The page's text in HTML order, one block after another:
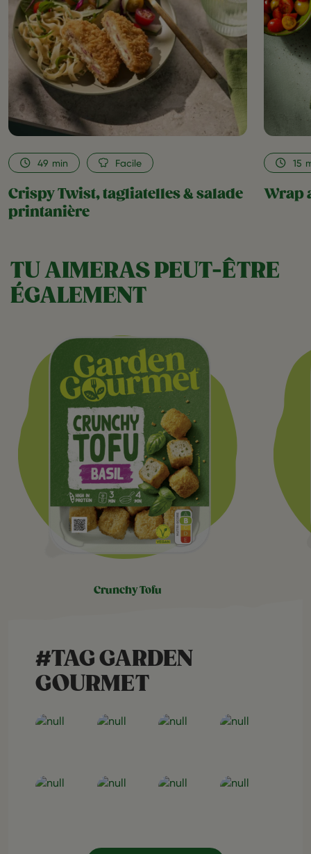
salade
printanière
favorite
Crispy Twist, tagliatelles & salade
printanière
49 min Facile
Wrap
15
TU AIMERAS PEUT-ÊTRE
ÉGALEMENT
crunchy tofu
#TAG GARDEN
GOURMET
Open post Open post Open post Open post
Open post Open post Open post Open post